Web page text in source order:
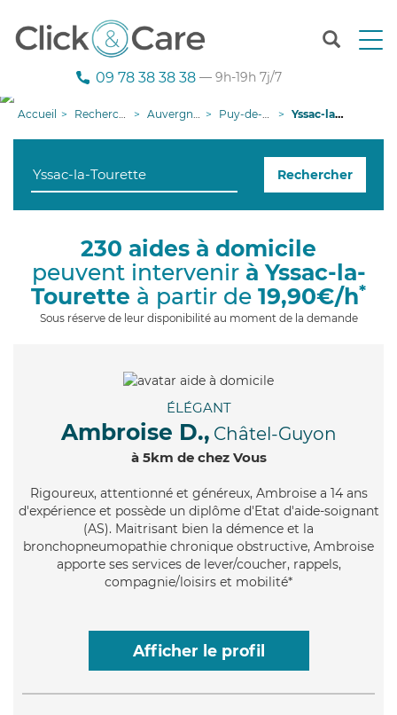
T
n
g
09 78 38 38 38 — 9h-19h 7j/7
Accueil Recherche aide à domicile Auvergne-Rhône-Alpes Puy-de-Dôme Yssac-la-Tourette
Rechercher
230 aides à domicile
peuvent intervenir à Yssac-la-
Tourette à partir de 19,90€/h*
Sous réserve de leur disponibilité au moment de la demande
ÉLÉGANT
Ambroise D., Châtel-Guyon
à 5km de chez Vous
Rigoureux, attentionné et généreux, Ambroise a 14 ans
d'expérience et possède un diplôme d'Etat d'aide-soignant
(AS). Maitrisant bien la démence et la
bronchopneumopathie chronique obstructive, Ambroise
apporte ses services de lever/coucher, rappels,
compagnie/loisirs et mobilité*
Afficher le profil